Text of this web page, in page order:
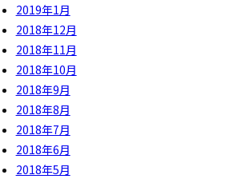
2019年1月
2018年12月
2018年11月
2018年10月
2018年9月
2018年8月
2018年7月
2018年6月
2018年5月